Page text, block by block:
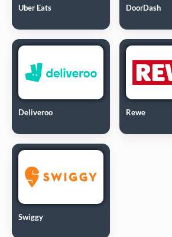
Uber Eats DoorDash
Deliveroo Rewe
Swiggy